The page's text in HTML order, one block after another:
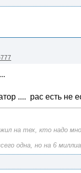
.... рас есть не
на тех, кто надо
одна, но на 6